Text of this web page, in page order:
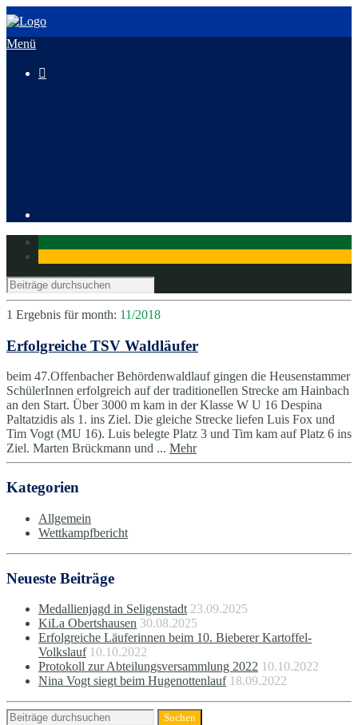
Menü

1 Ergebnis fürmonth: 11/2018
Erfolgreiche TSV Waldläufer
beim 47.Offenbacher Behördenwaldlauf gingen die Heusenstammer
SchülerInnen erfolgreich auf der traditionellen Strecke am Hainbach
an den Start. Über 3000 m kam in der Klasse W U 16 Despina
Paltatzidis als 1. ins Ziel. Die gleiche Strecke liefen Luis Fox und
Tim Vogt (MU 16). Luis belegte Platz 3 und Tim kam auf Platz 6 ins
Ziel. Marten Brückmann und ... Mehr
Kategorien
Allgemein
Wettkampfbericht
Neueste Beiträge
Medallienjagd in Seligenstadt 23.09.2025
KiLa Obertshausen 30.08.2025
Erfolgreiche Läuferinnen beim 10. Bieberer Kartoffel-
Volkslauf 10.10.2022
Protokoll zur Abteilungsversammlung 2022 10.10.2022
Nina Vogt siegt beim Hugenottenlauf 18.09.2022